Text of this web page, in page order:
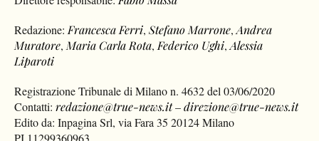
Redazione:Francesca Ferri ,Stefano Marrone
Muratore
Maria Carla Rota,Federico Ughi
Alessia
Liparoti
Registrazione Tribunale di Milano n. 4632 del 03/06/2020
Contatti: redazione@true-news.it
direzione@true-news.it
Edito da: Inpagina Srl, via Fara 35 20124 Milano
PI 11299360963
Per la tua pubblicità:
segreteria@true-news.it